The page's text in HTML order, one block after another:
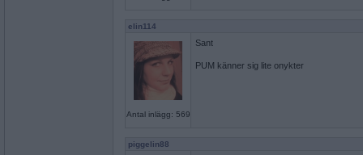
elin114
Antal inlägg: 569
Sant
PUM känner sig lite onykter
piggelin88